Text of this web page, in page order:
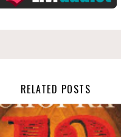
RELATED POSTS